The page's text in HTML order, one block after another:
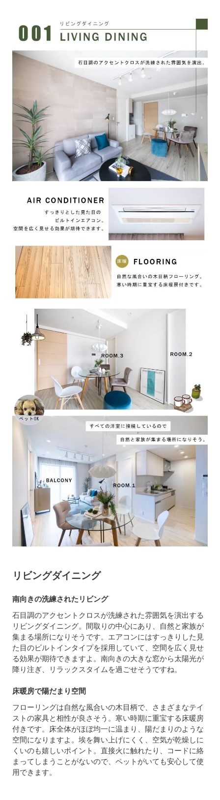
リビングダイニング
南向きの洗練されたリビング
石目調のアクセントクロスが洗練された雰囲気を演出する
リビングダイニング。間取りの中心にあり、自然と家族が
集まる場所になりそうです。エアコンにはすっきりした見
た目のビルトインタイプを採用していて、空間を広く見せ
る効果が期待できますよ。南向きの大きな窓から太陽光が
降り注ぎ、リラックスタイムを過ごせそうですね。
床暖房で陽だまり空間
フローリングは自然な風合いの木目柄で、さまざまなテイ
ストの家具と相性が良さそう。寒い時期に重宝する床暖房
付きです。床全体がほぼ均一に温まり、陽だまりのような
空間になりますよ。埃を舞い上げにくく、空気が乾燥しに
くいのも嬉しいポイント。直接火に触れたり、コードに絡
まってしまうことがないので、ペットがいても安心して使
用できます。